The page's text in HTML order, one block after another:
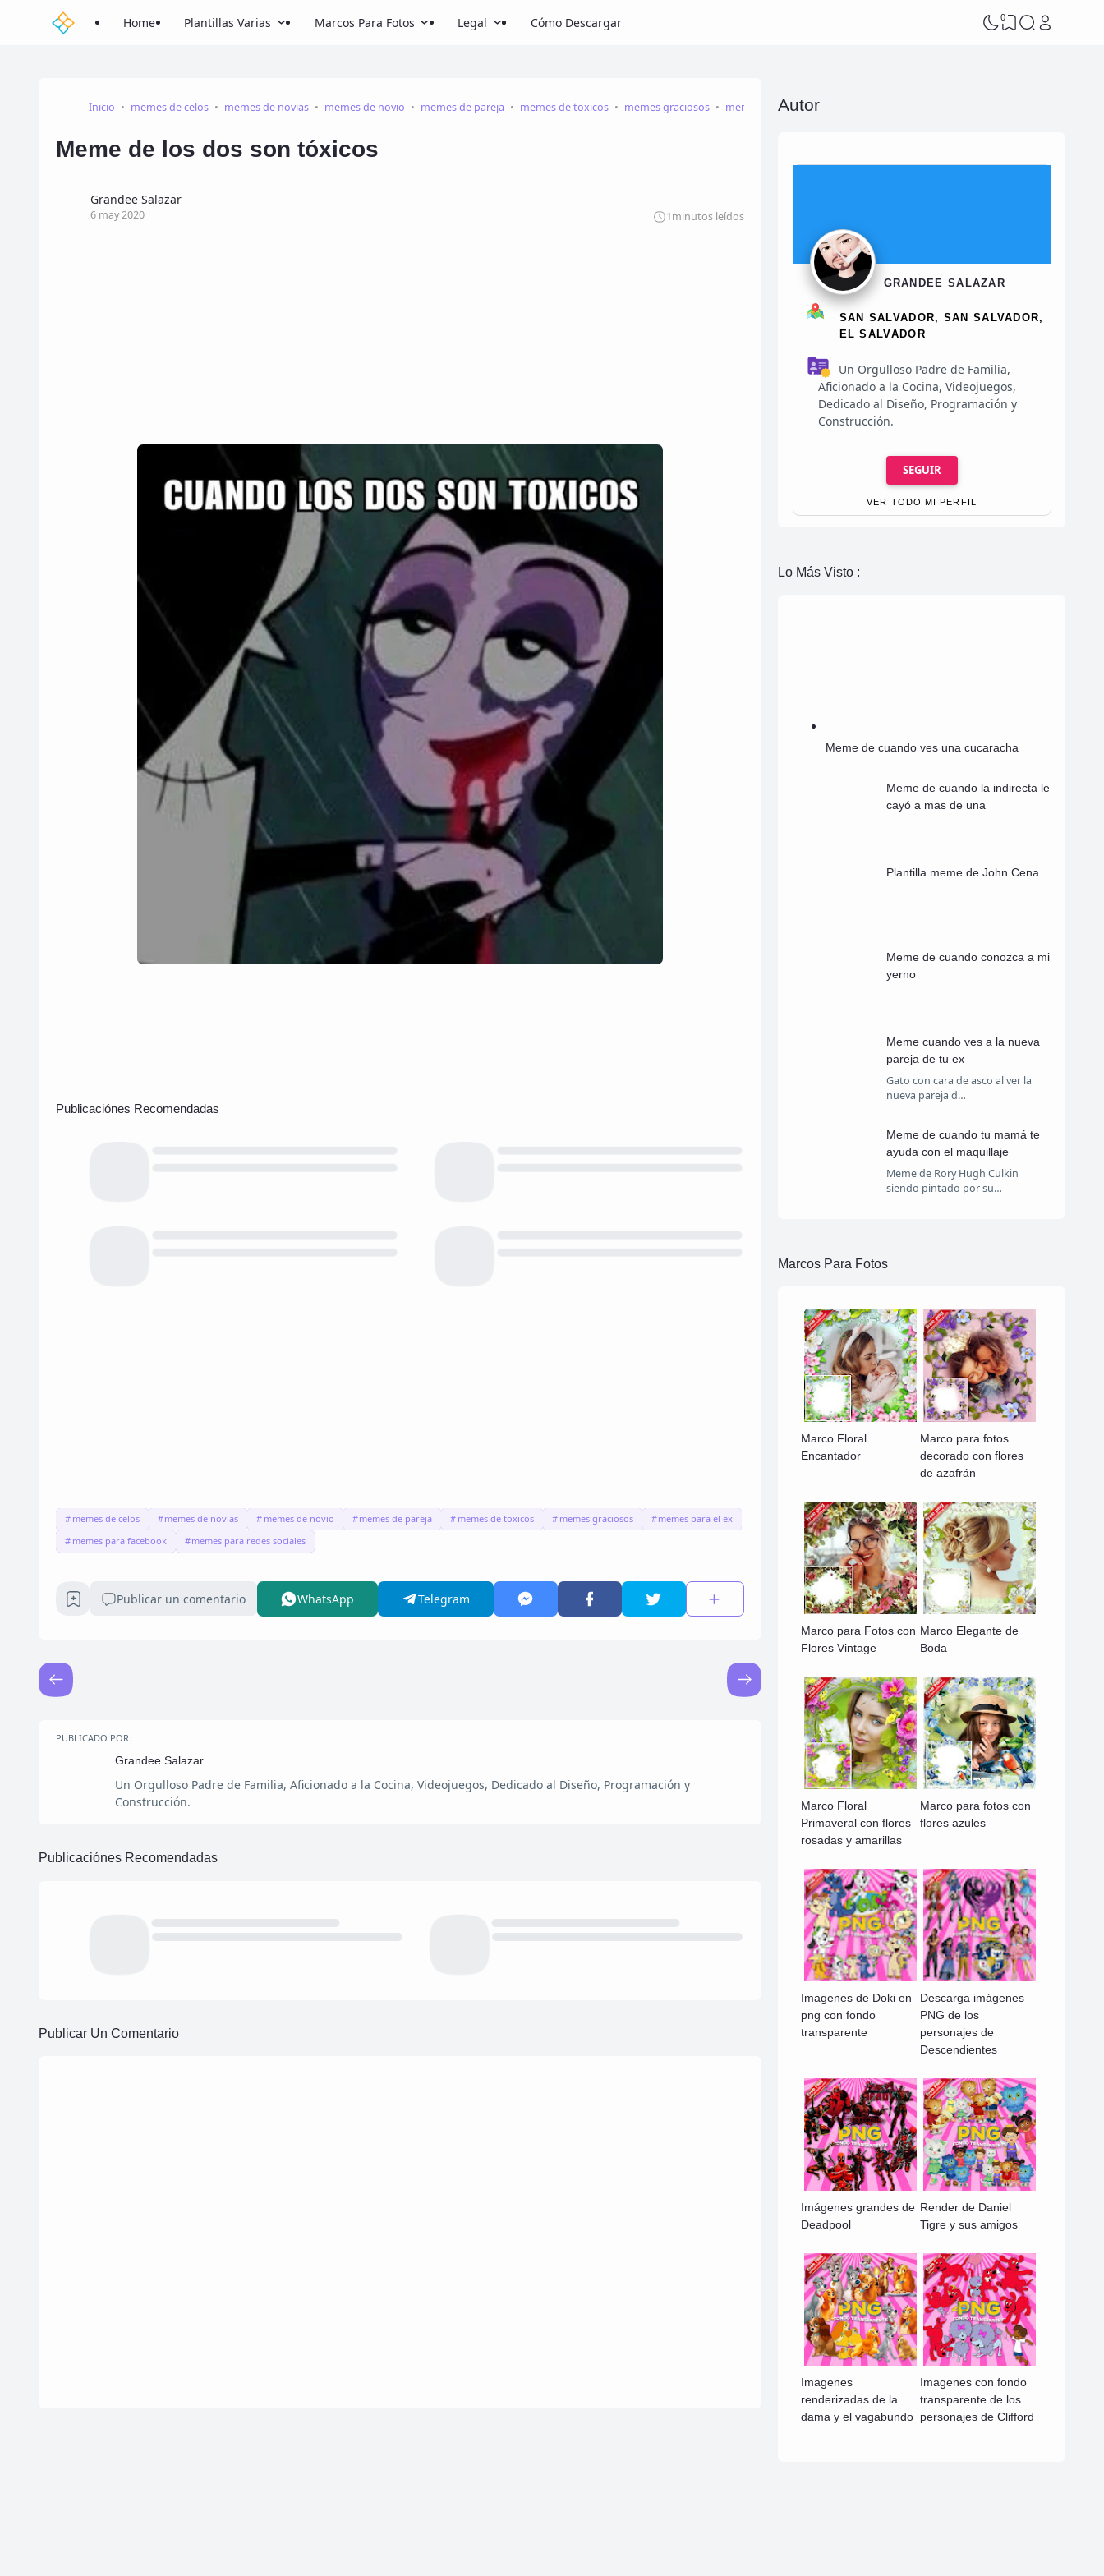
Home Plantillas Varias Marcos Para Fotos Legal Cómo Descargar 0
Inicio memes de celos memes de novias memes de novio memes de pareja memes de toxicos memes graciosos memes para el ex
Meme de los dos son tóxicos
Grandee Salazar
6 may 2020 1minutos leídos
Publicaciónes Recomendadas
memes de celos memes de novias memes de novio memes de pareja memes de toxicos memes graciosos
memes para el ex
memes para facebook
memes para redes sociales
Publicar un comentario WhatsApp Telegram
PUBLICADO POR:
Grandee Salazar
Un Orgulloso Padre de Familia, Aficionado a la Cocina, Videojuegos, Dedicado al Diseño, Programación y
Construcción.
Publicaciónes Recomendadas
Publicar Un Comentario
Autor
GRANDEE SALAZAR
SAN SALVADOR, SAN SALVADOR,
EL SALVADOR
Un Orgulloso Padre de Familia,
Aficionado a la Cocina, Videojuegos,
Dedicado al Diseño, Programación y
Construcción.
SEGUIR
VER TODO MI PERFIL
Lo Más Visto :
Meme de cuando ves una cucaracha
Meme de cuando la indirecta le
cayó a mas de una
Plantilla meme de John Cena
Meme de cuando conozca a mi
yerno
Meme cuando ves a la nueva
pareja de tu ex
Gato con cara de asco al ver la
nueva pareja d…
Meme de cuando tu mamá te
ayuda con el maquillaje
Meme de Rory Hugh Culkin
siendo pintado por su…
Marcos Para Fotos
Marco Floral
Encantador
Marco para fotos
decorado con flores
de azafrán
Marco para Fotos con
Flores Vintage
Marco Elegante de
Boda
Marco Floral
Primaveral con flores
rosadas y amarillas
Marco para fotos con
flores azules
Imagenes de Doki en
png con fondo
transparente
Descarga imágenes
PNG de los
personajes de
Descendientes
Imágenes grandes de
Deadpool
Render de Daniel
Tigre y sus amigos
Imagenes
renderizadas de la
dama y el vagabundo
Imagenes con fondo
transparente de los
personajes de Clifford